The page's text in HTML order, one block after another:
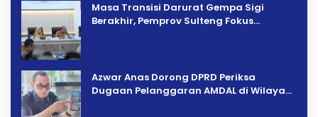
Masa Transisi Darurat Gempa Sigi
Berakhir, Pemprov Sulteng Fokus
Azwar Anas Dorong DPRD Periksa
Dugaan Pelanggaran AMDAL di Wilayah